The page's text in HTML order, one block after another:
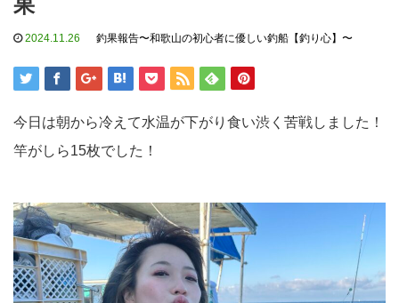
果
2024.11.26 釣果報告〜和歌山の初心者に優しい釣船【釣り心】〜
今日は朝から冷えて水温が下がり食い渋く苦戦しました！
竿がしら15枚でした！